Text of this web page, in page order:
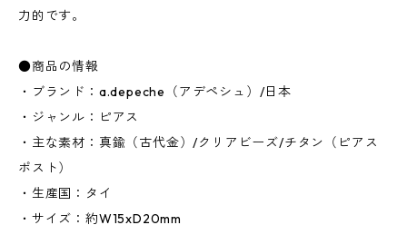
力的です。
●商品の情報
・ブランド：a.depeche（アデペシュ）/日本
・ジャンル：ピアス
・主な素材：真鍮（古代金）/クリアビーズ/チタン（ピアス
ポスト）
・生産国：タイ
・サイズ：約W15xD20mm